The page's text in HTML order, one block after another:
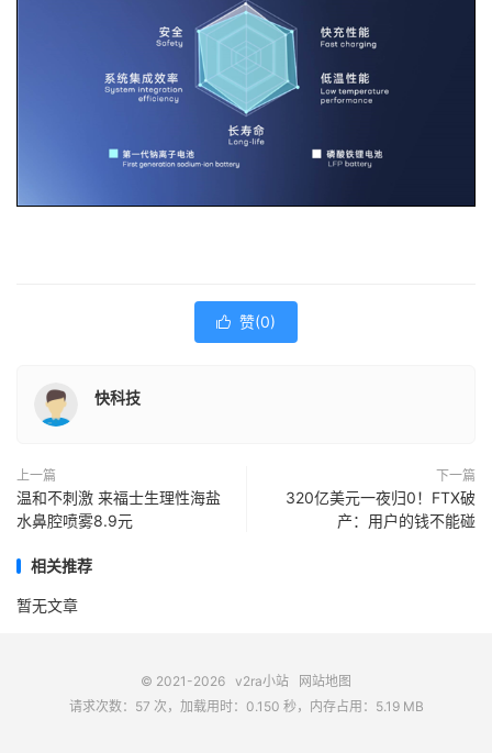
 赞(0)
快科技
上一篇
温和不刺激 来福士生理性海盐
水鼻腔喷雾8.9元
下一篇
320亿美元一夜归0！FTX破
产：用户的钱不能碰
相关推荐
暂无文章
© 2021-2026 v2ra小站
网站地图
请求次数：57 次，加载用时：0.150 秒，内存占用：5.19 MB